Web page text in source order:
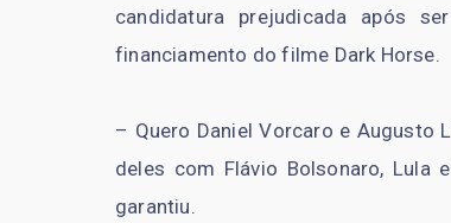
candidatura prejudicada após
financiamento do filme Dark Horse.
– Quero Daniel Vorcaro e Augusto
deles com Flávio Bolsonaro, Lula
garantiu.